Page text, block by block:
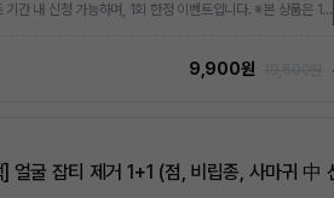
*이벤트 기간 : ~2026.08.31까지 *이벤트 기간 내 신청 가능하며, 1회 한정 이벤트입니다. ※본 상품은 1회 한정가 상품으로, 최초 1회에 한해 특별가로 결제 가능합니다. 이후 추가 구매 시에는 상시 정상가 또는 상시 이벤트가가 적용됩니다.
9,900원
얼굴 잡티 제거 1+1 (점, 비립종, 사마귀 中